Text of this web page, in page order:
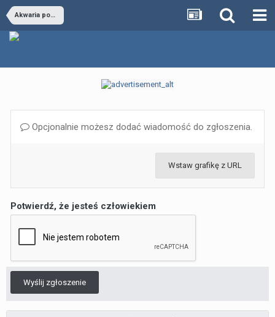
Akwaria powyżej 600 L
Opcjonalnie możesz dodać wiadomość do zgłoszenia.
Wstaw grafikę z URL
Potwierdź, że jesteś człowiekiem
Wyślij zgłoszenie